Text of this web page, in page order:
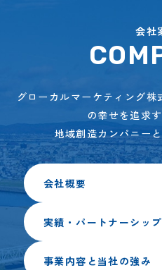
会社
グローカルマーケティング
の幸せを追求
地域創造カンパニー
会社概要
実績・パートナーシッ
事業内容と当社の強み